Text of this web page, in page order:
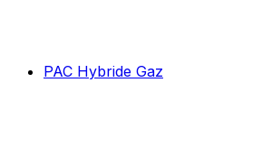
PAC Hybride Gaz